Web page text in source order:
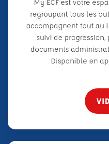
My ECF est votre
regroupant tous les
accompagnent tout au
suivi de
documents
Disponible en